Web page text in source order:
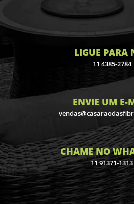
LIGUE PARA
11 4385-2784
ENVIE UM E-
CHAME NO
11 91371-1313